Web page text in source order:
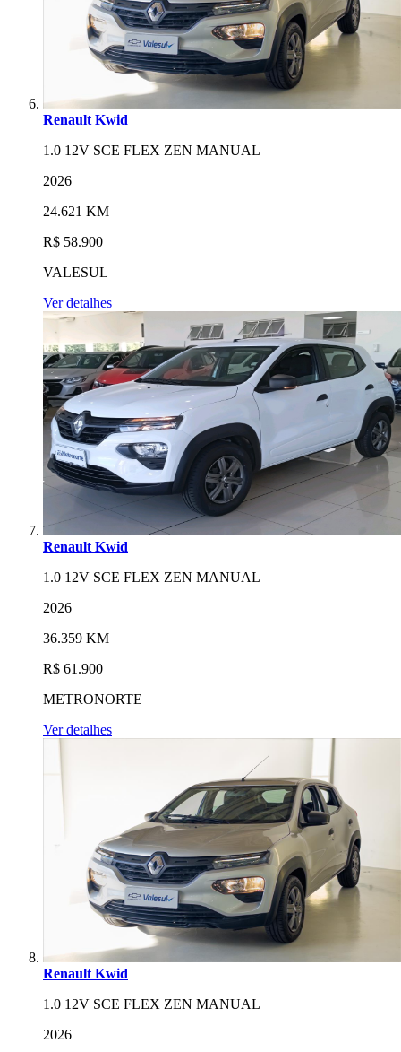
Renault Kwid
1.0 12V SCE FLEX ZEN MANUAL
2026
24.621 KM
R$ 58.900
VALESUL
Ver detalhes
Renault Kwid
1.0 12V SCE FLEX ZEN MANUAL
2026
36.359 KM
R$ 61.900
METRONORTE
Ver detalhes
Renault Kwid
1.0 12V SCE FLEX ZEN MANUAL
2026